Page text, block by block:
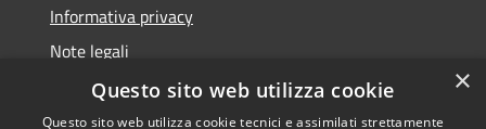
Informativa privacy
Note legali
Dichiarazione di accessibilità
×
Questo sito web utilizza cookie
Questo sito web utilizza cookie tecnici e assimilati strettamente